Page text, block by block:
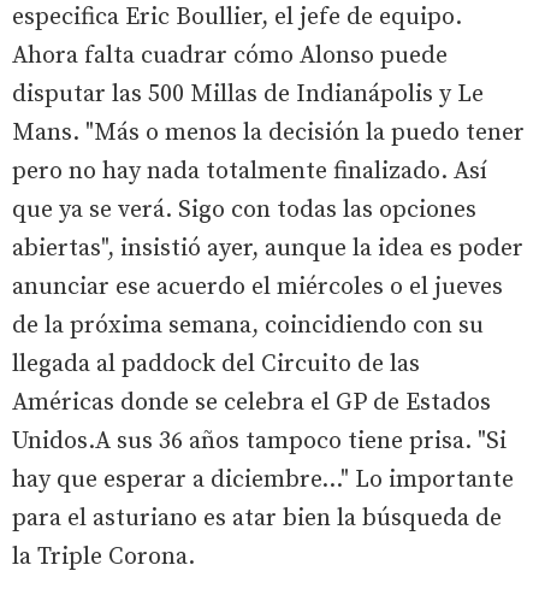
especifica Eric Boullier, el jefe de equipo.
Ahora falta cuadrar cómo Alonso puede
disputar las 500 Millas de Indianápolis y Le
Mans. "Más o menos la decisión la puedo tener
pero no hay nada totalmente finalizado. Así
que ya se verá. Sigo con todas las opciones
abiertas", insistió ayer, aunque la idea es poder
anunciar ese acuerdo el miércoles o el jueves
de la próxima semana, coincidiendo con su
llegada al paddock del Circuito de las
Américas donde se celebra el GP de Estados
Unidos.A sus 36 años tampoco tiene prisa. "Si
hay que esperar a diciembre…" Lo importante
para el asturiano es atar bien la búsqueda de
la Triple Corona.